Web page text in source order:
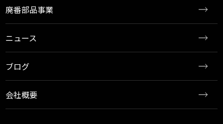
廃番部品事業
ニュース
ブログ
会社概要